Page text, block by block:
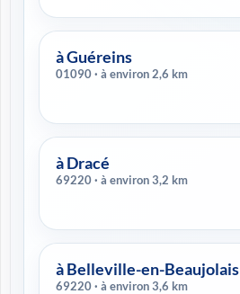
à Guéreins
01090 · à environ 2,6 km
à Dracé
69220 · à environ 3,2 km
à Belleville-en-Beaujolais
69220 · à environ 3,6 km